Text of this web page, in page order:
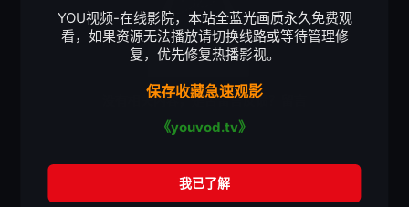
没有相关内容，是否留言反馈？
YOU视频-在线影院，本站全蓝光画质永久免费观
看，如果资源无法播放请切换线路或等待管理修
复，优先修复热播影视。
保存收藏急速观影
《youvod.tv》